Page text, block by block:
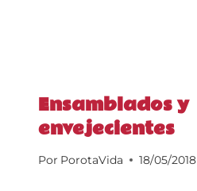
Ensamblados y
envejecientes
Por PorotaVida 18/05/2018